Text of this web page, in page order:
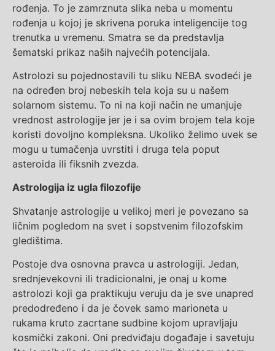
rođenja. To je zamrznuta slika neba u momentu
rođenja u kojoj je skrivena poruka inteligencije tog
trenutka u vremenu. Smatra se da predstavlja
šematski prikaz naših najvećih potencijala.
Astrolozi su pojednostavili tu sliku NEBA svodeći je
na određen broj nebeskih tela koja su u našem
solarnom sistemu. To ni na koji način ne umanjuje
vrednost astrologije jer je i sa ovim brojem tela koje
koristi dovoljno kompleksna. Ukoliko želimo uvek se
mogu u tumačenja uvrstiti i druga tela poput
asteroida ili fiksnih zvezda.
Astrologija iz ugla filozofije
Shvatanje astrologije u velikoj meri je povezano sa
ličnim pogledom na svet i sopstvenim filozofskim
gledištima.
Postoje dva osnovna pravca u astrologiji. Jedan,
srednjevekovni ili tradicionalni, je onaj u kome
astrolozi koji ga praktikuju veruju da je sve unapred
predodređeno i da je čovek samo marioneta u
rukama kruto zacrtane sudbine kojom upravljaju
kosmički zakoni. Oni predviđaju događaje i savetuju